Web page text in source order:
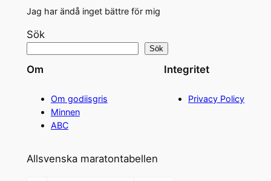
Jag har ändå inget bättre för mig
Sök
Sök
Om
Om godiisgris
Minnen
ABC
Integritet
Privacy Policy
Allsvenska maratontabellen